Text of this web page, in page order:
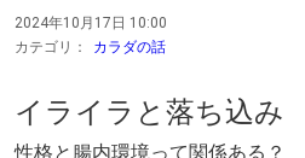
2024年10月17日 10:00
カテゴリ：
カラダの話
イライラと落ち込み
性格と腸内環境って関係ある？